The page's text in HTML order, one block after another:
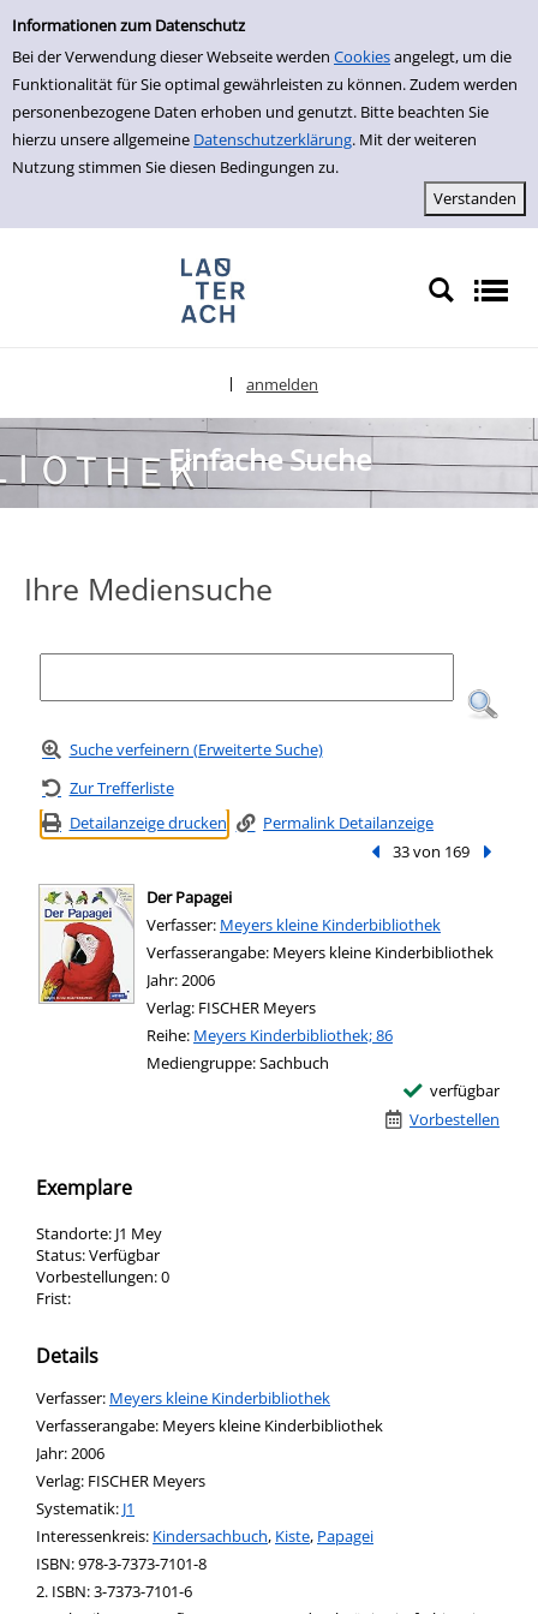
Einfache Suche
Informationen zum Datenschutz
Bei der Verwendung dieser Webseite werden Cookiesangelegt, um die
Funktionalität für Sie optimal gewährleisten zu können. Zudem werden
personenbezogene Daten erhoben und genutzt. Bitte beachten Sie
hierzu unsere allgemeine Datenschutzerklärung. Mit der weiteren
Nutzung stimmen Sie diesen Bedingungen zu.
zur Navigation springen
zum Inhalt springen
Zur Detailanzeige springen
anmelden
Einfache Suche
Ihre Mediensuche
Suche verfeinern (Erweiterte Suche)
Zur Trefferliste
Detailanzeige drucken
Permalink Detailanzeige
Vorheriger Treffer
33 von 169
Der Papagei
Verfasser: Suche nach diesem Verfasser
Meyers kleine Kinderbibliothek
Verfasserangabe: Meyers kleine Kinderbibliothek
Jahr:2006
Verlag: FISCHER Meyers
Reihe: Meyers Kinderbibliothek; 86
Mediengruppe:Sachbuch
verfügbar
Vorbestellen
Exemplare
Standorte: J1 Mey
Status:Verfügbar
Vorbestellungen:0
Frist:
Details
Verfasser: Suche nach diesem Verfasser
Meyers kleine Kinderbibliothek
Verfasserangabe: Meyers kleine Kinderbibliothek
Jahr:2006
Verlag: FISCHER Meyers
opens in new tab
Diesen Link in neuem Tab öffnen
Systematik: Suche nach dieser Systematik
J1
Interessenkreis: Suche nach diesem Interessenskreis
Kindersachbuch, Kiste, Papagei
ISBN:978-3-7373-7101-8
2. ISBN:3-7373-7101-6